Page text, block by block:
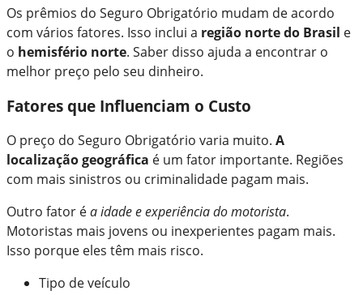
Os prêmios do Seguro Obrigatório mudam de acordo
com vários fatores. Isso inclui a região norte do Brasil e
o hemisfério norte. Saber disso ajuda a encontrar o
melhor preço pelo seu dinheiro.
Fatores que Influenciam o Custo
O preço do Seguro Obrigatório varia muito. A
localização geográfica é um fator importante. Regiões
com mais sinistros ou criminalidade pagam mais.
Outro fator éa idade e experiência do motorista.
Motoristas mais jovens ou inexperientes pagam mais.
Isso porque eles têm mais risco.
Tipo de veículo